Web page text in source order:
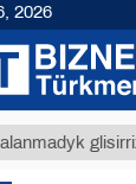
turşusy
2026